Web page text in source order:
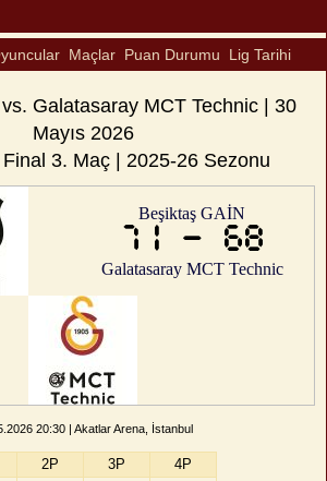
Maçlar Puan Durumu Lig Tarihi
Galatasaray MCT Technic | 30
Mayıs 2026
3. Maç | 2025-26 Sezonu
Beşiktaş GAİN
71 - 68
Galatasaray MCT Technic
20:30 | Akatlar Arena, İstanbul
2P 3P 4P